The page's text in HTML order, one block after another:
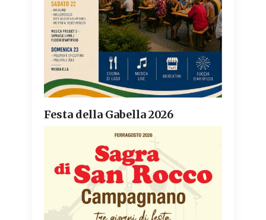
Festa della Gabella 2026